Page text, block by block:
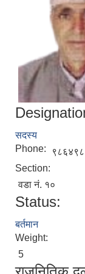
सदस्य
Phone:
Section:
वडा नं. १०
Status:
बर्तमान
Weight:
5